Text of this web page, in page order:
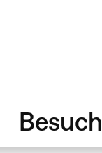
Besuch